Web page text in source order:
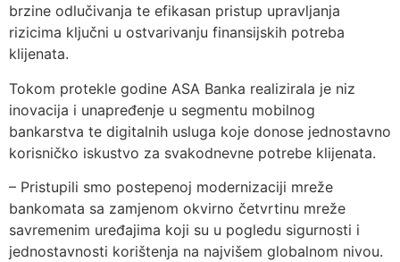
brzine odlučivanja te efikasan pristup upravljanja
rizicima ključni u ostvarivanju finansijskih potreba
klijenata.
Tokom protekle godine ASA Banka realizirala je niz
inovacija i unapređenje u segmentu mobilnog
bankarstva te digitalnih usluga koje donose jednostavno
korisničko iskustvo za svakodnevne potrebe klijenata.
– Pristupili smo postepenoj modernizaciji mreže
bankomata sa zamjenom okvirno četvrtinu mreže
savremenim uređajima koji su u pogledu sigurnosti i
jednostavnosti korištenja na najvišem globalnom nivou.